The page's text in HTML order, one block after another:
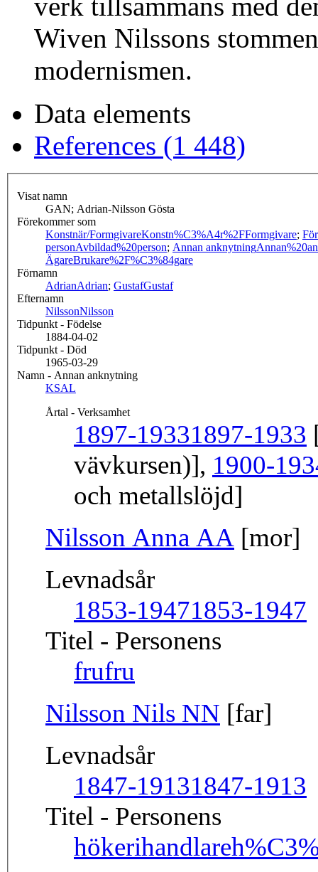
verk tillsammans med
Wiven Nilssons
modernismen.
Data elements
References (1 448)
Visat namn
GAN; Adrian-Nilsson Gösta
Förekommer som
Konstnär/FormgivareKonstn%C3%A4r%2FFormgivare;
personAvbildad%20person; Annan anknytning
ÄgareBrukare%2F%C3%84gare
Förnamn
AdrianAdrian; GustafGustaf
Efternamn
NilssonNilsson
Tidpunkt - Födelse
1884-04-02
Tidpunkt - Död
1965-03-29
Namn - Annan anknytning
KSAL
Årtal - Verksamhet
1897-19331897-1933
vävkursen)], 1900-
och metallslöjd]
Nilsson Anna AA [mor]
Levnadsår
1853-19471853-1947
Titel - Personens
frufru
Nilsson Nils NN [far]
Levnadsår
1847-19131847-1913
Titel - Personens
hökerihandlare